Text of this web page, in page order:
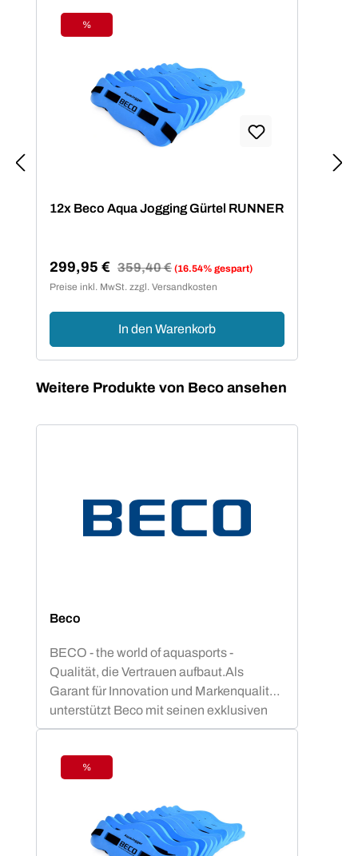
Rabatt
%
12x Beco Aqua Jogging Gürtel RUNNER
Verkaufspreis:
299,95 € Regulärer Preis:
359,40 € (16.54% gespart)
Preise inkl. MwSt. zzgl. Versandkosten
In den Warenkorb
Produktgalerie überspringen
Weitere Produkte von Beco ansehen
Beco
BECO - the world of aquasports -
Qualität, die Vertrauen aufbaut.Als
Garant für Innovation und Markenqualität
unterstützt Beco mit seinen exklusiven
Aquafitness - Geräten dein
Aquajogginggürtel über Aqua-Hanteln bis
weit oben in der Beliebtheitsskala von
Aquafitnesskursen.BECO-SEALIFE
Produkte bieten Sicherheit und
Rabatt
%